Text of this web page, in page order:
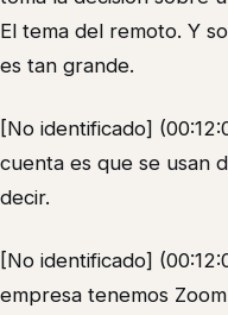
El tema del remoto. Y
es tan grande.
[No identificado]
cuenta es que se usan
decir.
[No identificado]
empresa tenemos